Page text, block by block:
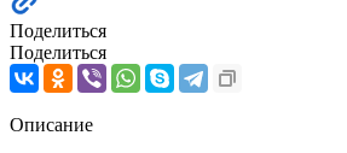
Поделиться
Поделиться
Описание